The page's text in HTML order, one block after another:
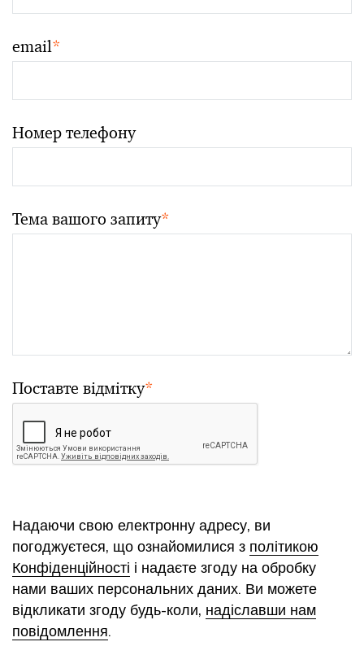
email*
Номер телефону
Тема вашого запиту*
Поставте відмітку*
Надаючи свою електронну адресу, ви
погоджуєтеся, що ознайомилися з політикою
Конфіденційності і надаєте згоду на обробку
нами ваших персональних даних. Ви можете
відкликати згоду будь-коли, надіславши нам
повідомлення.